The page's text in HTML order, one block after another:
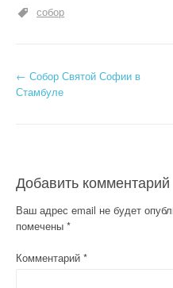
собор
Н
г
а
ц
← Собор Святой Софии в
Стамбуле
Добавить комментарий
Ваш адрес email не будет
помечены *
Комментарий *